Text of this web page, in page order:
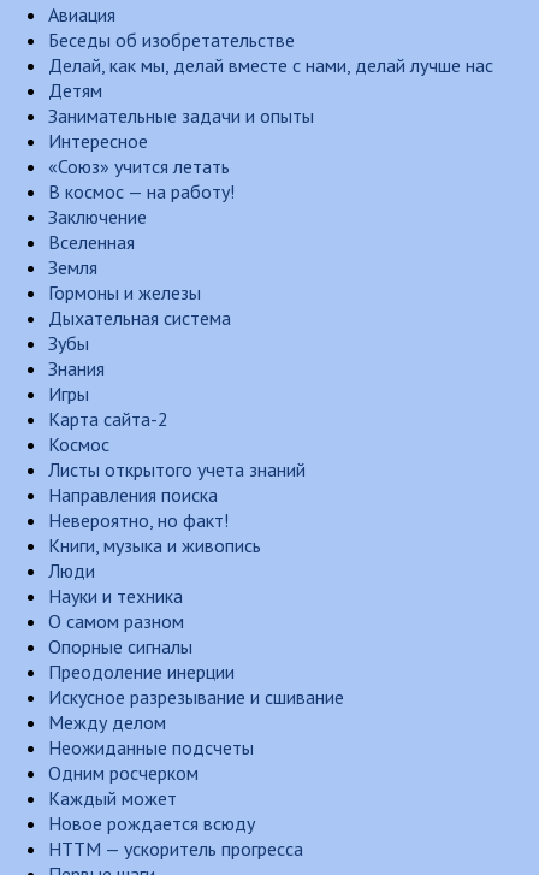
Авиация
Беседы об изобретательстве
Делай, как мы, делай вместе с нами, делай лучше нас
Детям
Занимательные задачи и опыты
Интересное
«Союз» учится летать
В космос — на работу!
Заключение
Вселенная
Земля
Гормоны и железы
Дыхательная система
Зубы
Знания
Игры
Карта сайта-2
Космос
Листы открытого учета знаний
Направления поиска
Невероятно, но факт!
Книги, музыка и живопись
Люди
Науки и техника
О самом разном
Опорные сигналы
Преодоление инерции
Искусное разрезывание и сшивание
Между делом
Неожиданные подсчеты
Одним росчерком
Каждый может
Новое рождается всюду
НТТМ — ускоритель прогресса